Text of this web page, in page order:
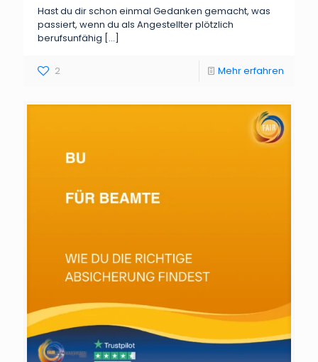
Hast du dir schon einmal Gedanken gemacht, was
passiert, wenn du als Angestellter plötzlich
berufsunfähig […]
2 Mehr erfahren